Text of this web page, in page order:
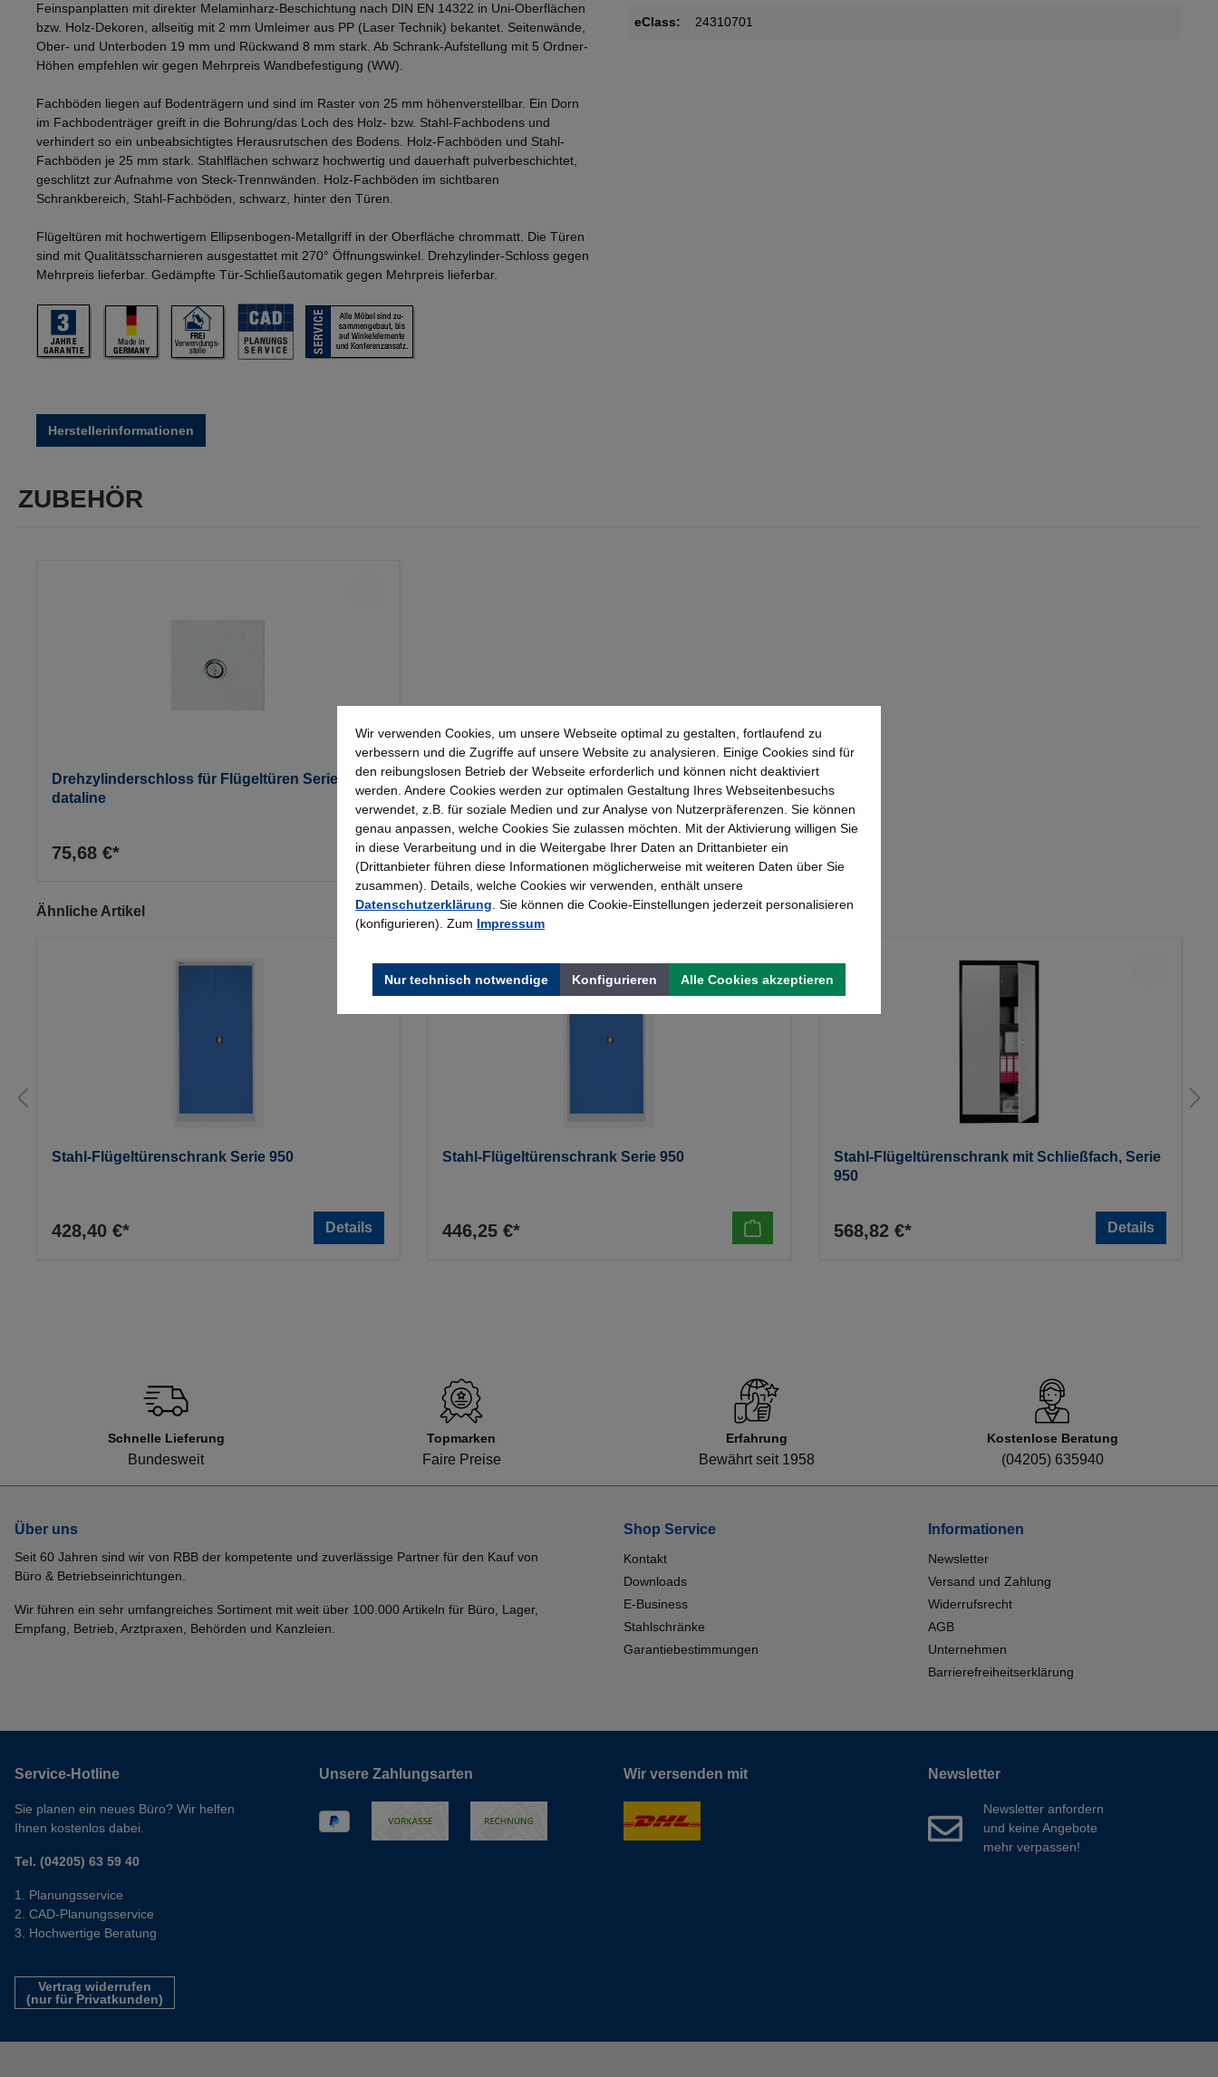
Feinspanplatten mit direkter Melaminharz-Beschichtung nach DIN EN 14322 in Uni-Oberflächen
bzw. Holz-Dekoren, allseitig mit 2 mm Umleimer aus PP (Laser Technik) bekantet. Seitenwände,
Ober- und Unterboden 19 mm und Rückwand 8 mm stark. Ab Schrank-Aufstellung mit 5 Ordner-
Höhen empfehlen wir gegen Mehrpreis Wandbefestigung (WW).
Fachböden liegen auf Bodenträgern und sind im Raster von 25 mm höhenverstellbar. Ein Dorn
im Fachbodenträger greift in die Bohrung/das Loch des Holz- bzw. Stahl-Fachbodens und
verhindert so ein unbeabsichtigtes Herausrutschen des Bodens. Holz-Fachböden und Stahl-
Fachböden je 25 mm stark. Stahlflächen schwarz hochwertig und dauerhaft pulverbeschichtet,
geschlitzt zur Aufnahme von Steck-Trennwänden. Holz-Fachböden im sichtbaren
Schrankbereich, Stahl-Fachböden, schwarz, hinter den Türen.
Flügeltüren mit hochwertigem Ellipsenbogen-Metallgriff in der Oberfläche chrommatt. Die Türen
sind mit Qualitätsscharnieren ausgestattet mit 270° Öffnungswinkel. Drehzylinder-Schloss gegen
Mehrpreis lieferbar. Gedämpfte Tür-Schließautomatik gegen Mehrpreis lieferbar.
eClass: 24310701
Herstellerinformationen
ZUBEHÖR
Drehzylinderschloss für Flügeltüren Serie
dataline
75,68 €*
Produktgalerie überspringen
Ähnliche Artikel
Stahl-Flügeltürenschrank Serie 950
428,40 €* Details
Stahl-Flügeltürenschrank Serie 950
446,25 €*
Stahl-Flügeltürenschrank mit Schließfach, Serie
950
568,82 €* Details
Schnelle Lieferung
Bundesweit
Topmarken
Faire Preise
Erfahrung
Bewährt seit 1958
Kostenlose Beratung
(04205) 635940
Über uns
Seit 60 Jahren sind wir von RBB der kompetente und zuverlässige Partner für den Kauf von
Büro & Betriebseinrichtungen.
Wir führen ein sehr umfangreiches Sortiment mit weit über 100.000 Artikeln für Büro, Lager,
Empfang, Betrieb, Arztpraxen, Behörden und Kanzleien.
Shop Service
Kontakt
Downloads
E-Business
Stahlschränke
Garantiebestimmungen
Informationen
Newsletter
Versand und Zahlung
Widerrufsrecht
AGB
Unternehmen
Barrierefreiheitserklärung
Service-Hotline
Sie planen ein neues Büro? Wir helfen
Ihnen kostenlos dabei.
Tel. (04205) 63 59 40
Planungsservice
CAD-Planungsservice
Hochwertige Beratung
Vertrag widerrufen
(nur für Privatkunden)
Unsere Zahlungsarten Wir versenden mit Newsletter
Newsletter anfordern
und keine Angebote
mehr verpassen!
Wir verwenden Cookies, um unsere Webseite optimal zu gestalten, fortlaufend zu
verbessern und die Zugriffe auf unsere Website zu analysieren. Einige Cookies sind für
den reibungslosen Betrieb der Webseite erforderlich und können nicht deaktiviert
werden. Andere Cookies werden zur optimalen Gestaltung Ihres Webseitenbesuchs
verwendet, z.B. für soziale Medien und zur Analyse von Nutzerpräferenzen. Sie können
genau anpassen, welche Cookies Sie zulassen möchten. Mit der Aktivierung willigen Sie
in diese Verarbeitung und in die Weitergabe Ihrer Daten an Drittanbieter ein
(Drittanbieter führen diese Informationen möglicherweise mit weiteren Daten über Sie
zusammen). Details, welche Cookies wir verwenden, enthält unsere
Datenschutzerklärung . Sie können die Cookie-Einstellungen jederzeit personalisieren
(konfigurieren). Zum Impressum
Nur technisch notwendige Konfigurieren Alle Cookies akzeptieren